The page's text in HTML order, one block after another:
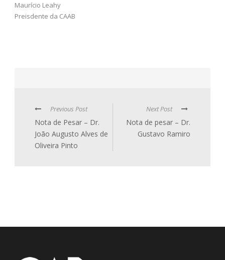
Maurício Leahy
Preisdente da CAAB
Previous Post
Nota de Pesar – Dr.
João Augusto Alves de
Oliveira Pinto
Next Post
Nota de pesar – Dr.
Gustavo Ramiro